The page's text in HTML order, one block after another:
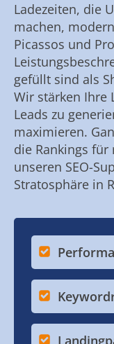
Ladezeiten, die
machen,
Picassos und
gefüllt sind als
Wir stärken Ihre
Leads zu
maximieren.
die Rankings
unseren SEO-
Stratosphäre in